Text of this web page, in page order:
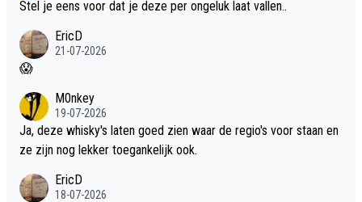
Stel je eens voor dat je deze per ongeluk laat vallen..
EricD
21-07-2026
😱
M0nkey
19-07-2026
Ja, deze whisky's laten goed zien waar de regio's voor staan en
ze zijn nog lekker toegankelijk ook.
EricD
18-07-2026